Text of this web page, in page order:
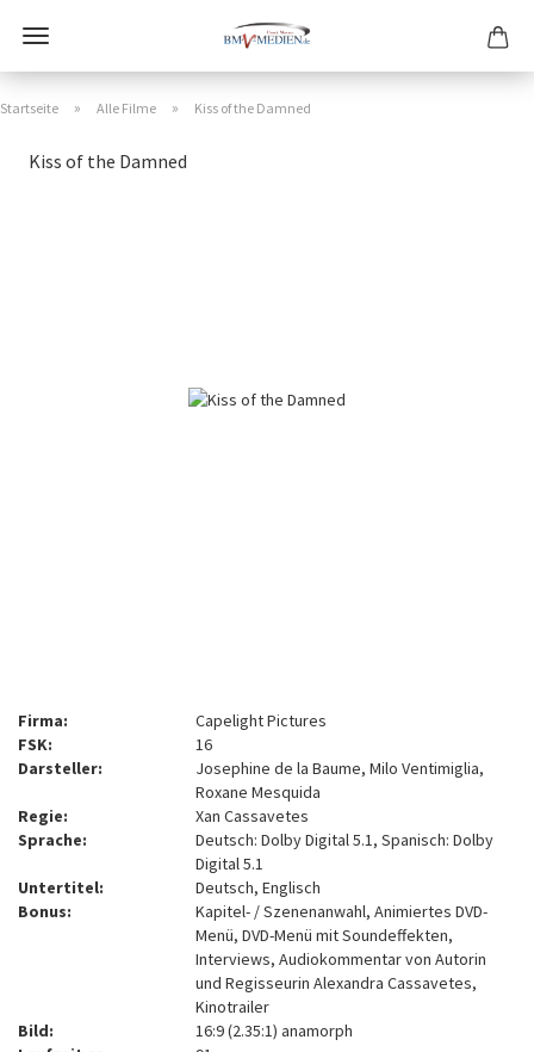
Startseite » Alle Filme » Kiss of the Damned
Kiss of the Damned
Firma:
Capelight Pictures
FSK:
16
Darsteller:
Josephine de la Baume, Milo Ventimiglia,
Roxane Mesquida
Regie:
Xan Cassavetes
Sprache:
Deutsch: Dolby Digital 5.1, Spanisch: Dolby
Digital 5.1
Untertitel:
Deutsch, Englisch
Bonus:
Kapitel- / Szenenanwahl, Animiertes DVD-
Menü, DVD-Menü mit Soundeffekten,
Interviews, Audiokommentar von Autorin
und Regisseurin Alexandra Cassavetes,
Kinotrailer
Bild:
16:9 (2.35:1) anamorph